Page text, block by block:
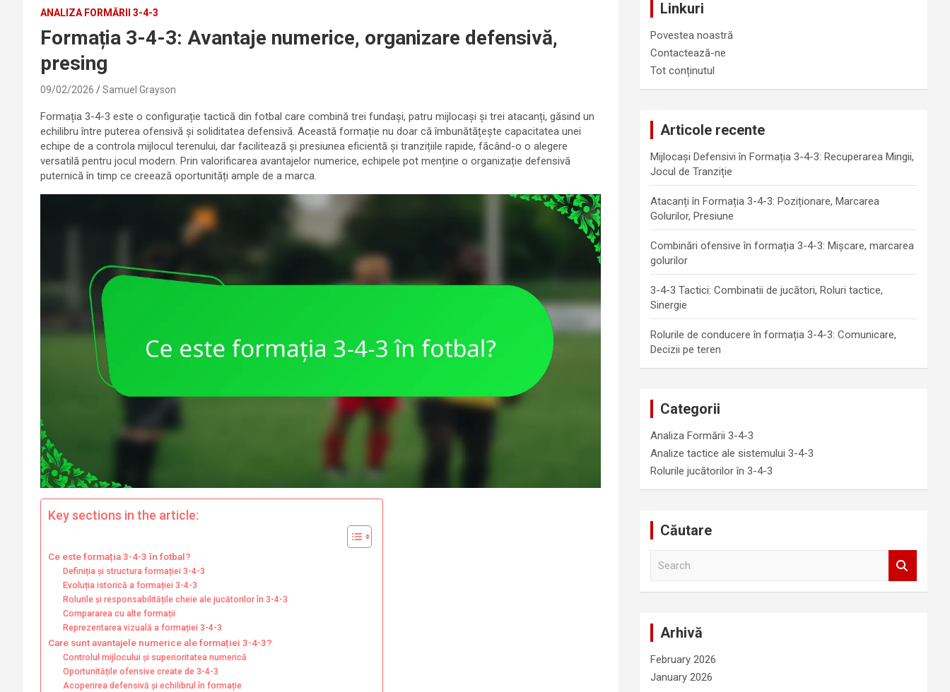
ANALIZA FORMĂRII 3-4-3
Formația 3-4-3: Avantaje numerice, organizare defensivă,
presing
09/02/2026 Samuel Grayson
Formația 3-4-3 este o configurație tactică din fotbal care combină trei fundași, patru mijlocași și trei atacanți, găsind un
echilibru între puterea ofensivă și soliditatea defensivă. Această formație nu doar că îmbunătățește capacitatea unei
echipe de a controla mijlocul terenului, dar facilitează și presiunea eficientă și tranzițiile rapide, făcând-o o alegere
versatilă pentru jocul modern. Prin valorificarea avantajelor numerice, echipele pot menține o organizație defensivă
puternică în timp ce creează oportunități ample de a marca.
Key sections in the article:
Ce este formația 3-4-3 în fotbal?
Definiția și structura formației 3-4-3
Evoluția istorică a formației 3-4-3
Rolurile și responsabilitățile cheie ale jucătorilor în 3-4-3
Compararea cu alte formații
Reprezentarea vizuală a formației 3-4-3
Care sunt avantajele numerice ale formației 3-4-3?
Controlul mijlocului și superioritatea numerică
Oportunitățile ofensive create de 3-4-3
Acoperirea defensivă și echilibrul în formație
Linkuri
Povestea noastră
Contactează-ne
Tot conținutul
Articole recente
Mijlocași Defensivi în Formația 3-4-3: Recuperarea Mingii,
Jocul de Tranziție
Atacanți în Formația 3-4-3: Poziționare, Marcarea
Golurilor, Presiune
Combinări ofensive în formația 3-4-3: Mișcare, marcarea
golurilor
3-4-3 Tactici: Combinatii de jucători, Roluri tactice,
Sinergie
Rolurile de conducere în formația 3-4-3: Comunicare,
Decizii pe teren
Categorii
Analiza Formării 3-4-3
Analize tactice ale sistemului 3-4-3
Rolurile jucătorilor în 3-4-3
Căutare
Arhivă
February 2026
January 2026